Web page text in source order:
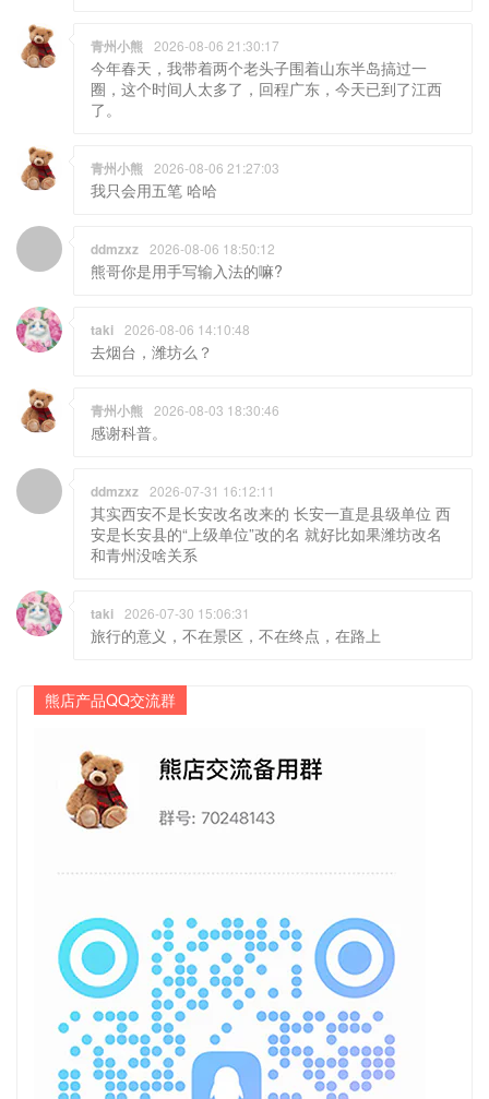
青州小熊 2026-08-06 21:30:17
今年春天，我带着两个老头子围着山东半岛搞过一
圈，这个时间人太多了，回程广东，今天已到了江西
了。
青州小熊 2026-08-06 21:27:03
我只会用五笔 哈哈
ddmzxz 2026-08-06 18:50:12
熊哥你是用手写输入法的嘛?
taki 2026-08-06 14:10:48
去烟台，潍坊么？
青州小熊 2026-08-03 18:30:46
感谢科普。
ddmzxz 2026-07-31 16:12:11
其实西安不是长安改名改来的 长安一直是县级单位 西
安是长安县的“上级单位”改的名 就好比如果潍坊改名
和青州没啥关系
taki 2026-07-30 15:06:31
旅行的意义，不在景区，不在终点，在路上
熊店产品QQ交流群